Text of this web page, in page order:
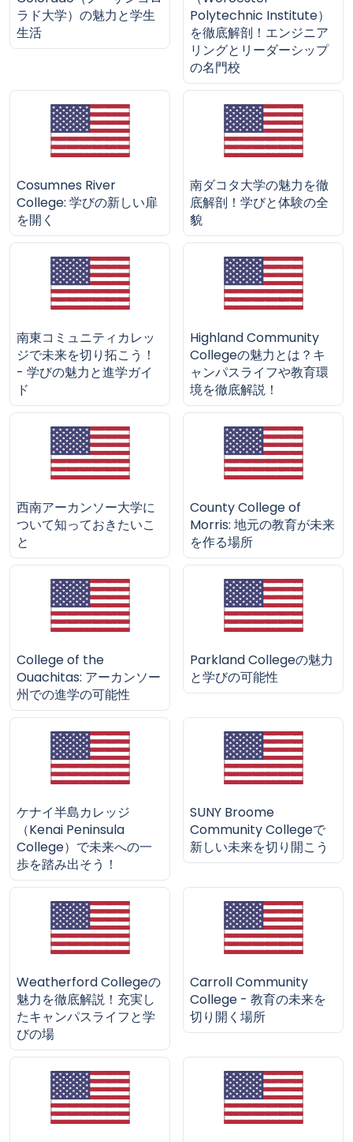
ラド大学）の魅力と学生
生活
Polytechnic Institute）
を徹底解剖！エンジニア
リングとリーダーシップ
の名門校
Cosumnes River
College: 学びの新しい扉
を開く
南ダコタ大学の魅力を徹
底解剖！学びと体験の全
貌
南東コミュニティカレッ
ジで未来を切り拓こう！
- 学びの魅力と進学ガイ
ド
Highland Community
Collegeの魅力とは？キ
ャンパスライフや教育環
境を徹底解説！
西南アーカンソー大学に
ついて知っておきたいこ
と
County College of
Morris: 地元の教育が未来
を作る場所
College of the
Ouachitas: アーカンソー
州での進学の可能性
Parkland Collegeの魅力
と学びの可能性
ケナイ半島カレッジ
（Kenai Peninsula
College）で未来への一
歩を踏み出そう！
SUNY Broome
Community Collegeで
新しい未来を切り開こう
Weatherford Collegeの
魅力を徹底解説！充実し
たキャンパスライフと学
びの場
Carroll Community
College - 教育の未来を
切り開く場所